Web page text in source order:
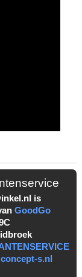
is
GoodGo
s.nl